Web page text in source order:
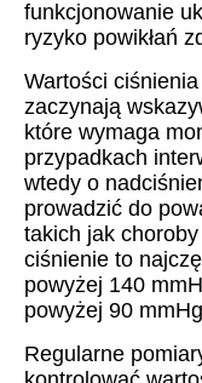
funkcjonowanie
ryzyko powikłań
Wartości
zaczynają
które wymaga
przypadkach
wtedy o
prowadzić do
takich jak
ciśnienie to
powyżej 140
powyżej 90
Regularne